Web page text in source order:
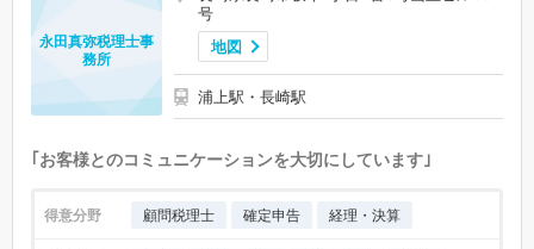
号
地図
浦上駅・長崎駅
永田真弥税理士事
務所
｢お客様とのコミュニケーションを大切にしています｣
得意分野 顧問税理士 確定申告 経理・決算